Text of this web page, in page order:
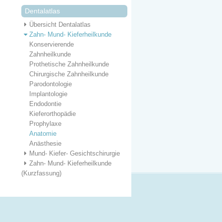
Dentalatlas
Übersicht Dentalatlas
Zahn- Mund- Kieferheilkunde
Konservierende
Zahnheilkunde
Prothetische Zahnheilkunde
Chirurgische Zahnheilkunde
Parodontologie
Implantologie
Endodontie
Kieferorthopädie
Prophylaxe
Anatomie
Anästhesie
Mund- Kiefer- Gesichtschirurgie
Zahn- Mund- Kieferheilkunde
(Kurzfassung)